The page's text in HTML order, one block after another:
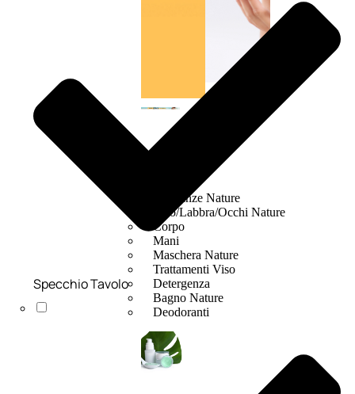
Fragranze Nature
Viso/Labbra/Occhi Nature
Corpo
Mani
Maschera Nature
Trattamenti Viso
Detergenza
Bagno Nature
Deodoranti
Specchio Tavolo